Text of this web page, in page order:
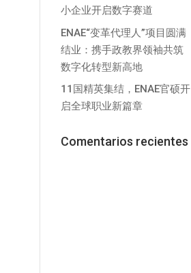
小企业开启数字赛道
ENAE“变革代理人”项目圆满
结业：携手政教界领袖共筑
数字化转型新高地
11国精英集结，ENAE官硕开
启全球职业新篇章
Comentarios recientes